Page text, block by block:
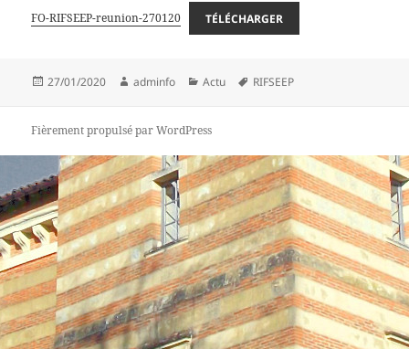
FO-RIFSEEP-reunion-270120 TÉLÉCHARGER
Publié
27/01/2020 Auteur
adminfo Catégories
Actu
Mots-
RIFSEEP
Fièrement propulsé par WordPress